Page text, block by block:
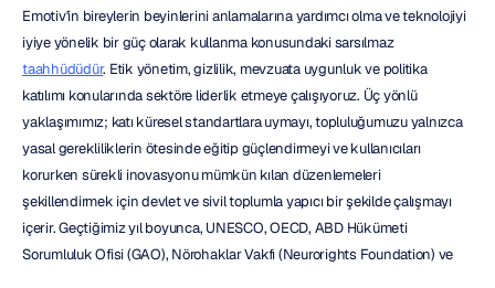
Emotiv'in bireylerin beyinlerini anlamalarına yardımcı olma ve teknolojiyi
iyiye yönelik bir güç olarak kullanma konusundaki sarsılmaz
taahhüdüdür. Etik yönetim, gizlilik, mevzuata uygunluk ve politika
katılımı konularında sektöre liderlik etmeye çalışıyoruz. Üç yönlü
yaklaşımımız; katı küresel standartlara uymayı, topluluğumuzu yalnızca
yasal gerekliliklerin ötesinde eğitip güçlendirmeyi ve kullanıcıları
korurken sürekli inovasyonu mümkün kılan düzenlemeleri
şekillendirmek için devlet ve sivil toplumla yapıcı bir şekilde çalışmayı
içerir. Geçtiğimiz yıl boyunca, UNESCO, OECD, ABD Hükümeti
Sorumluluk Ofisi (GAO), Nörohaklar Vakfı (Neurorights Foundation) ve